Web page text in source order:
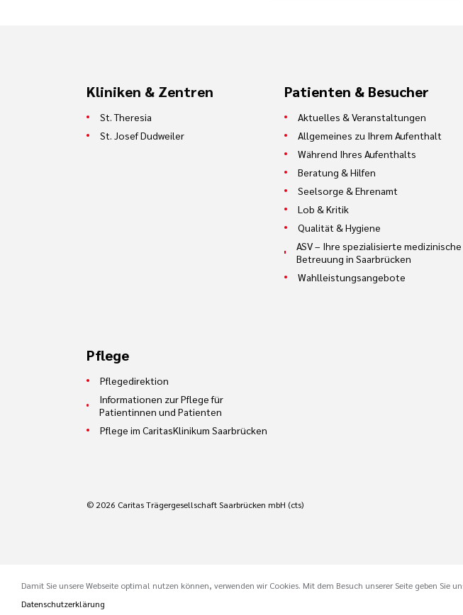
Kliniken & Zentren
St. Theresia
St. Josef Dudweiler
Patienten & Besucher
Aktuelles & Veranstaltungen
Allgemeines zu Ihrem Aufenthalt
Während Ihres Aufenthalts
Beratung & Hilfen
Seelsorge & Ehrenamt
Lob & Kritik
Qualität & Hygiene
ASV – Ihre spezialisierte medizinische
Betreuung in Saarbrücken
Wahlleistungsangebote
Pflege
Pflegedirektion
Informationen zur Pflege für
Patientinnen und Patienten
Pflege im CaritasKlinikum Saarbrücken
© 2026 Caritas Trägergesellschaft Saarbrücken mbH (cts)
Damit Sie unsere Webseite optimal nutzen können, verwenden wir Cookies. Mit dem Besuch unserer Seite geben Sie
Datenschutzerklärung